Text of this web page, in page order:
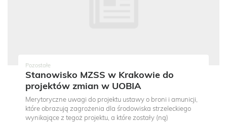
Pozostałe
Stanowisko MZSS w Krakowie do
projektów zmian w UOBIA
Merytoryczne uwagi do projektu ustawy o broni i amunicji,
które obrazują zagrożenia dla środowiska strzeleckiego
wynikające z tegoż projektu, a które zostały (ną)